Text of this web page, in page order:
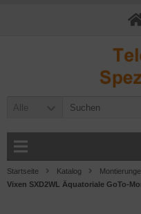
Alle
Startseite Katalog
Vixen SXD2WL Äquatoriale GoTo-